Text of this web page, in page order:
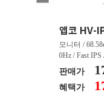
모니터 /
0Hz / Fast
50nit /
하) / 6kg / [색
5% / DCI-
판매가
혜택가